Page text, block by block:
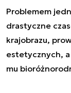
Problemem
drastyczne
krajobrazu,
estetycznych, a
mu